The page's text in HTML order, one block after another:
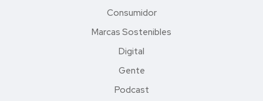
Consumidor
Marcas Sostenibles
Digital
Gente
Podcast